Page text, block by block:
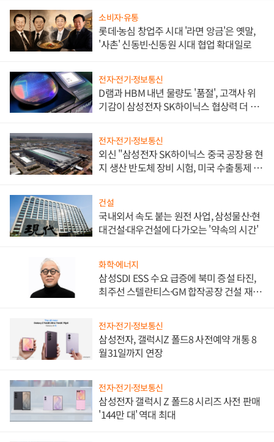
소비자·유통
롯데·농심 창업주 시대 '라면 앙금'은 옛말,
'사촌' 신동빈·신동원 시대 협업 확대일로
전자·전기·정보통신
D램과 HBM 내년 물량도 '품절', 고객사 위
기감이 삼성전자 SK하이닉스 협상력 더 키
전자·전기·정보통신
외신 "삼성전자 SK하이닉스 중국 공장용 현
지 생산 반도체 장비 시험, 미국 수출통제 대
건설
국내외서 속도 붙는 원전 사업, 삼성물산·현
대건설·대우건설에 다가오는 '약속의 시간'
화학·에너지
삼성SDI ESS 수요 급증에 북미 증설 타진,
최주선 스텔란티스·GM 합작공장 건설 재추
전자·전기·정보통신
삼성전자, 갤럭시Z 폴드8 사전예약 개통 8
월31일까지 연장
전자·전기·정보통신
삼성전자 갤럭시 Z 폴드8 시리즈 사전 판매
'144만 대' 역대 최대